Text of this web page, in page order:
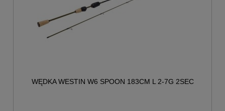
WĘDKA WESTIN W6 SPOON 183CM L 2-7G 2SEC